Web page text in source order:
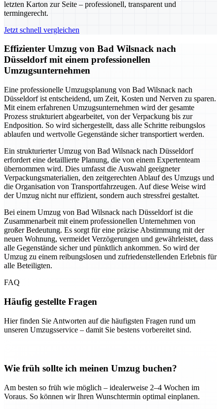
letzten Karton zur Seite – professionell, transparent und
termingerecht.
Jetzt schnell vergleichen
Effizienter Umzug von Bad Wilsnack nach
Düsseldorf mit einem professionellen
Umzugsunternehmen
Eine professionelle Umzugsplanung von Bad Wilsnack nach
Düsseldorf ist entscheidend, um Zeit, Kosten und Nerven zu sparen.
Mit einem erfahrenen Umzugsunternehmen wird der gesamte
Prozess strukturiert abgearbeitet, von der Verpackung bis zur
Endposition. So wird sichergestellt, dass alle Schritte reibungslos
ablaufen und wertvolle Gegenstände sicher transportiert werden.
Ein strukturierter Umzug von Bad Wilsnack nach Düsseldorf
erfordert eine detaillierte Planung, die von einem Expertenteam
übernommen wird. Dies umfasst die Auswahl geeigneter
Verpackungsmaterialien, den zeitgerechten Ablauf des Umzugs und
die Organisation von Transportfahrzeugen. Auf diese Weise wird
der Umzug nicht nur effizient, sondern auch stressfrei gestaltet.
Bei einem Umzug von Bad Wilsnack nach Düsseldorf ist die
Zusammenarbeit mit einem professionellen Unternehmen von
großer Bedeutung. Es sorgt für eine präzise Abstimmung mit der
neuen Wohnung, vermeidet Verzögerungen und gewährleistet, dass
alle Gegenstände sicher und pünktlich ankommen. So wird der
Umzug zu einem reibungslosen und zufriedenstellenden Erlebnis für
alle Beteiligten.
FAQ
Häufig gestellte Fragen
Hier finden Sie Antworten auf die häufigsten Fragen rund um
unseren Umzugsservice – damit Sie bestens vorbereitet sind.
Wie früh sollte ich meinen Umzug buchen?
Am besten so früh wie möglich – idealerweise 2–4 Wochen im
Voraus. So können wir Ihren Wunschtermin optimal einplanen.